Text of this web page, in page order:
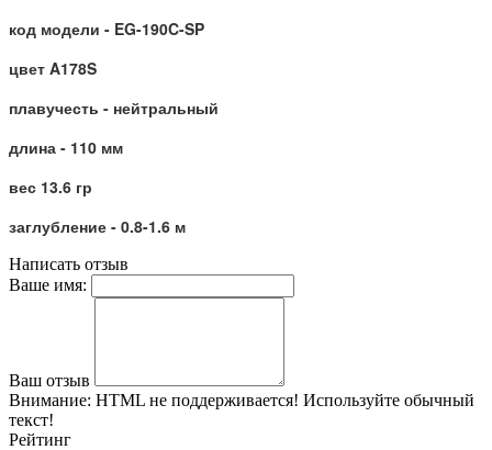
код модели - EG-190C-SP
цвет A178S
плавучесть - нейтральный
длина - 110 мм
вес 13.6 гр
заглубление - 0.8-1.6 м
Написать отзыв
Ваше имя:
Ваш отзыв
Внимание: HTML не поддерживается! Используйте обычный
текст!
Рейтинг